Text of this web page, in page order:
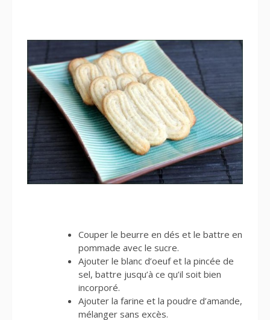
Couper le beurre en dés et le battre en
pommade avec le sucre.
Ajouter le blanc d’oeuf et la pincée de
sel, battre jusqu’à ce qu’il soit bien
incorporé.
Ajouter la farine et la poudre d’amande,
mélanger sans excès.